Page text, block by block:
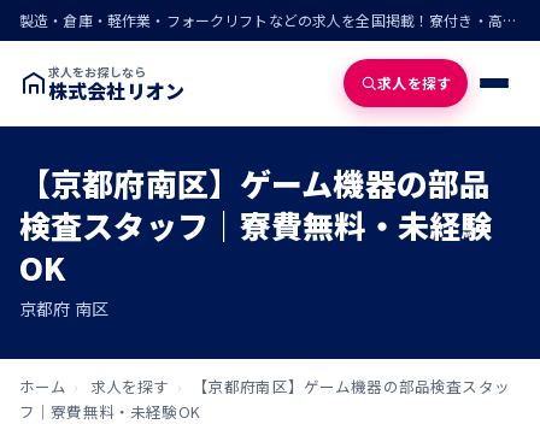
製造・倉庫・軽作業・フォークリフトなどの求人を全国掲載！寮付き・高収入・即入寮の仕事が見つかる
求人をお探しなら
株式会社リオン 求人を探す
【京都府南区】ゲーム機器の部品
検査スタッフ｜寮費無料・未経験
OK
京都府 南区
ホーム › 求人を探す ›
【京都府南区】ゲーム機器の部品検査スタッ
フ｜寮費無料・未経験OK